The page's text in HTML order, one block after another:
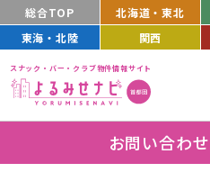
総合TOP 北海道・東北
東海・北陸
関西
スナック・バー・クラブ物件情報サイト
お問い合わ